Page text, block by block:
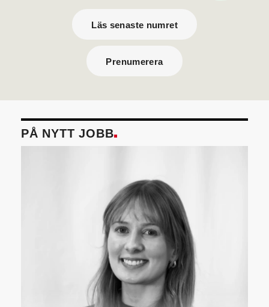
Läs senaste numret
Prenumerera
PÅ NYTT JOBB